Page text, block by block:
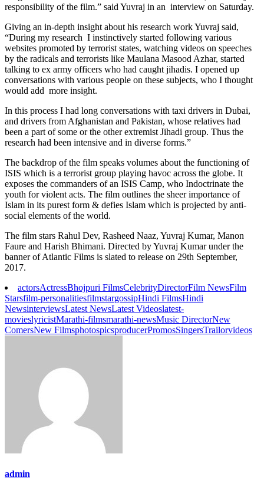
responsibility of the film.” said Yuvraj in an interview on Saturday.
Giving an in-depth insight about his research work Yuvraj said,
“During my research I instinctively started following various
websites promoted by terrorist states, watching videos on speeches
by the radicals and terrorists like Maulana Masood Azhar, started
talking to ex army officers who had caught jihadis. I opened up
conversations with various people on these subjects, who I thought
would add more insight.
In this process I had long conversations with taxi drivers in Dubai,
and drivers from Afghanistan and Pakistan, whose relatives had
been a part of some or the other extremist Jihadi group. Thus the
research had been intensive and in diverse forms.”
The backdrop of the film speaks volumes about the functioning of
ISIS which is a terrorist group playing havoc across the globe. It
exposes the commanders of an ISIS Camp, who Indoctrinate the
youth for violent acts. The film outlines the sheer importance of
Islam in its purest form & defies Islam which is projected by anti-
social elements of the world.
The film stars Rahul Dev, Rasheed Naaz, Yuvraj Kumar, Manon
Faure and Harish Bhimani. Directed by Yuvraj Kumar under the
banner of Atlantic Films is slated to release on 29th September,
2017.
actorsActressBhojpuri FilmsCelebrityDirectorFilm NewsFilm
Starsfilm-personalitiesfilmstargossipHindi FilmsHindi
NewsinterviewsLatest NewsLatest Videoslatest-
movieslyricistMarathi-filmsmarathi-newsMusic DirectorNew
ComersNew FilmsphotospicsproducerPromosSingersTrailorvideos
admin